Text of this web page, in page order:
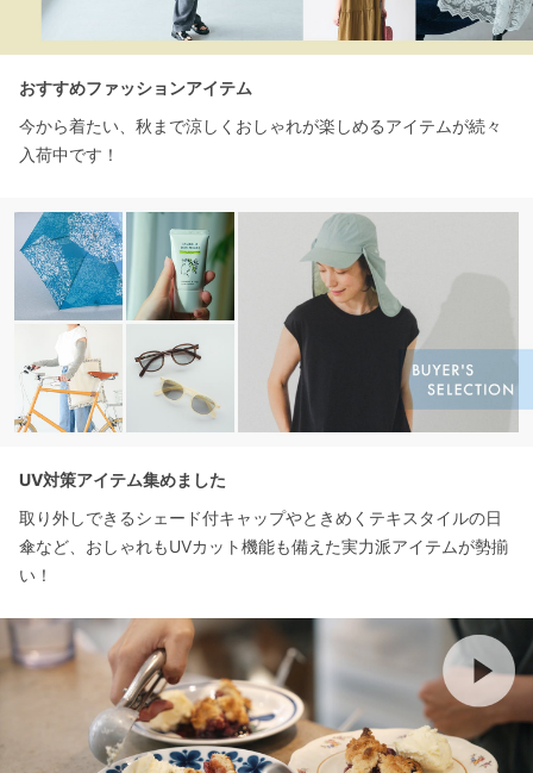
おすすめファッションアイテム
今から着たい、秋まで涼しくおしゃれが楽しめるアイテムが続々
入荷中です！
UV対策アイテム集めました
取り外しできるシェード付キャップやときめくテキスタイルの日
傘など、おしゃれもUVカット機能も備えた実力派アイテムが勢揃
い！